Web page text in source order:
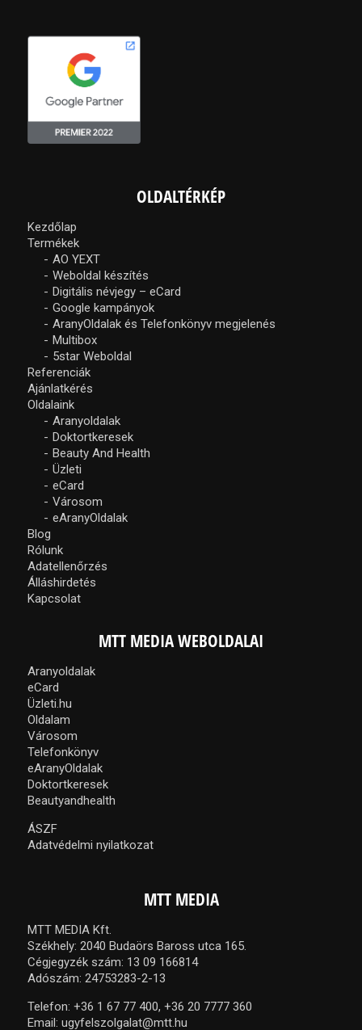
OLDALTÉRKÉP
Kezdőlap
Termékek
AO YEXT
Weboldal készítés
Digitális névjegy – eCard
Google kampányok
AranyOldalak és Telefonkönyv megjelenés
Multibox
5star Weboldal
Referenciák
Ajánlatkérés
Oldalaink
Aranyoldalak
Doktortkeresek
Beauty And Health
Üzleti
eCard
Városom
eAranyOldalak
Blog
Rólunk
Adatellenőrzés
Álláshirdetés
Kapcsolat
MTT MEDIA WEBOLDALAI
Aranyoldalak
eCard
Üzleti.hu
Oldalam
Városom
Telefonkönyv
eAranyOldalak
Doktortkeresek
Beautyandhealth
ÁSZF
Adatvédelmi nyilatkozat
MTT MEDIA
MTT MEDIA Kft.
Székhely: 2040 Budaörs Baross utca 165.
Cégjegyzék szám: 13 09 166814
Adószám: 24753283-2-13
Telefon: +36 1 67 77 400, +36 20 7777 360
Email: ugyfelszolgalat@mtt.hu